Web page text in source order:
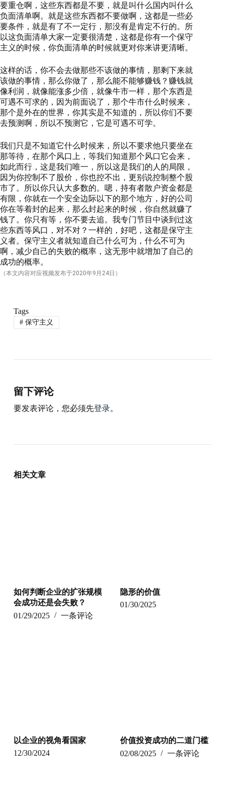
要重仓啊，这些东西都是不要，就是叫什么国内叫什么
负面清单啊。就是这些东西都不要做啊，这都是一些必
要条件，就是有了不一定行，那没有是肯定不行的。所
以这负面清单大家一定要很清楚，这都是你有一个保守
主义的时候，你负面清单的时候就更对你来讲更清晰。
这样的话，你不会去做那些不该做的事情，那剩下来就
该做的事情，那么你做了，那么能不能够赚钱？赚钱就
像利润，就像能涨多少倍，就像牛市一样，那个东西是
可遇不可求的，因为前面说了，那个牛市什么时候来，
那个是外在的世界，你其实是不知道的，所以你们不要
去预测啊，所以不预测它，它是可遇不可学。
我们只是不知道它什么时候来，所以不要求他只要坐在
那等待，在那个风口上，等我们知道那个风口它会来，
如此而行，这是我们唯一，所以这是我们的人的局限，
因为你控制不了股价，你也控不出，更别说控制整个股
市了。所以你只认大多数的。嗯，持有者散户资金都是
有限，你就在一个安全边际以下的那个地方，好的公司
你在等着封的起来，那么封起来的时候，你自然就赚了
钱了。你只有等，你不要去追。我专门节目中谈到过这
些东西等风口，对不对？一样的，好吧，这都是保守主
义者。保守主义者就知道自己什么可为，什么不可为
啊，减少自己的失败的概率，这无形中就增加了自己的
成功的概率。
（本文内容对应视频发布于2020年9月24日）
Tags
#保守主义
留下评论
要发表评论，您必须先登录。
相关文章
如何判断企业的扩张规模
会成功还是会失败？
01/29/2025
一条评论
隐形的价值
01/30/2025
以企业的视角看国家
12/30/2024
价值投资成功的二道门槛
02/08/2025
一条评论